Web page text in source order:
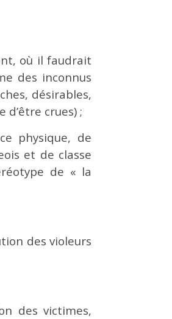
où il faudrait
des inconnus
désirables,
crues) ;
physique, de
et de classe
de « la
des violeurs
des victimes,